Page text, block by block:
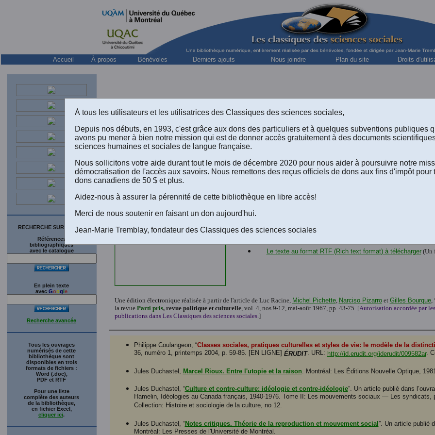
Accueil À propos Bénévoles Derniers ajouts Nous joindre Plan du site Droits
RECHERCHE SUR LE SITE
Références
bibliographiques
avec le catalogue
En plein texte
avec Google
Recherche avancée
Tous les ouvrages
numérisés de cette
bibliothèque sont
disponibles en trois
formats de fichiers :
Word (.doc),
PDF et RTF
Pour une liste
complète des auteurs
de la bibliothèque,
en fichier Excel,
cliquer ici.
Collection « Les sciences sociales
Luc Racine † [1943-
sociologue, professeur retraité du département de sociologie,
et classes sociales au Québec
Le texte au format Word 2008 à télécharger
Le texte au format RTF (Rich text format) à télécharger(Un
Une édition électronique réalisée à partir de l'article de Luc Racine, Michel Pichette, Narciso Pizarroet Gilles Bourque,
la revue Parti pris, revue politique et culturelle, vol. 4, nos 9-12, mai-août 1967, pp. 43-75. [Autorisation accordée par
publications dans Les Classiques des sciences sociales.]
Philippe Coulangeon, “Classes sociales, pratiques culturelles et styles de vie: le modèle de la
36, numéro 1, printemps 2004, p. 59-85. [EN LIGNE] ÉRUDIT. URL: http://id.erudit.org/iderudit/009582ar.
Jules Duchastel, Marcel Rioux. Entre l'utopie et la raison. Montréal: Les Éditions Nouvelle Optique,
Jules Duchastel, “Culture et contre-culture: idéologie et contre-idéologie”. Un article publié dans
Hamelin, Idéologies au Canada français, 1940-1976. Tome II: Les mouvements sociaux — Les
Collection: Histoire et sociologie de la culture, no 12.
Jules Duchastel, “Notes critiques. Théorie de la reproduction et mouvement social ”. Un article publié
Montréal: Les Presses de l'Université de Montréal.
À tous les utilisateurs et les utilisatrices des Classiques des sciences sociales,
Depuis nos débuts, en 1993, c'est grâce aux dons des particuliers et à quelques subventions publiques
avons pu mener à bien notre mission qui est de donner accès gratuitement à des documents
sciences humaines et sociales de langue française.
Nous sollicitons votre aide durant tout le mois de décembre 2020 pour nous aider à poursuivre notre
démocratisation de l'accès aux savoirs. Nous remettons des reçus officiels de dons aux fins d'impôt pour
dons canadiens de 50 $ et plus.
Aidez-nous à assurer la pérennité de cette bibliothèque en libre accès!
Merci de nous soutenir en faisant un don aujourd'hui.
Jean-Marie Tremblay, fondateur des Classiques des sciences sociales